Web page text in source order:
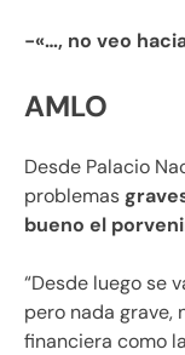
-«…, no veo
AMLO
Desde Palacio
problemas
bueno el
“Desde luego se
pero nada grave,
financiera como